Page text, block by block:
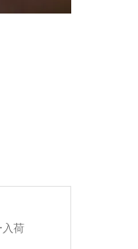
入荷